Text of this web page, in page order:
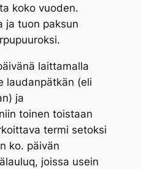
koko vuoden.
ja tuon paksun
laittamalla
laudanpätkän (eli
ja
toinen toistaan
termi setoksi
ko. päivän
joissa usein